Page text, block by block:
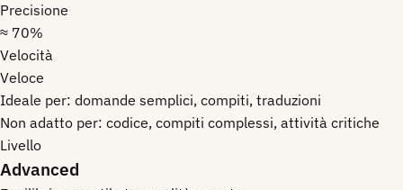
Precisione
≈ 70%
Velocità
Veloce
Ideale per: domande semplici, compiti, traduzioni
Non adatto per: codice, compiti complessi, attività critiche
Livello
Advanced